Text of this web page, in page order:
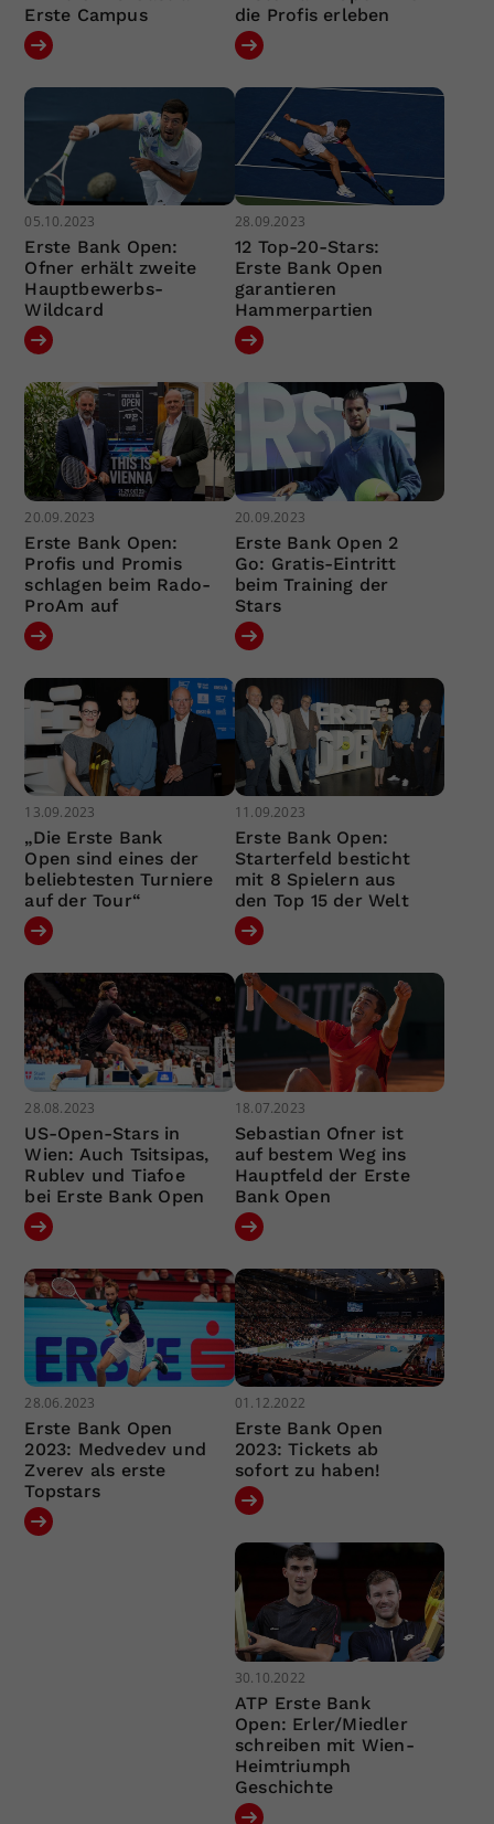
Erste Campus
die Profis erleben
05.10.2023
Erste Bank Open:
Ofner erhält zweite
Hauptbewerbs-
Wildcard
28.09.2023
12 Top-20-Stars:
Erste Bank Open
garantieren
Hammerpartien
20.09.2023
Erste Bank Open:
Profis und Promis
schlagen beim Rado-
ProAm auf
20.09.2023
Erste Bank Open 2
Go: Gratis-Eintritt
beim Training der
Stars
13.09.2023
„Die Erste Bank
Open sind eines der
beliebtesten Turniere
auf der Tour“
11.09.2023
Erste Bank Open:
Starterfeld besticht
mit 8 Spielern aus
den Top 15 der Welt
28.08.2023
US-Open-Stars in
Wien: Auch Tsitsipas,
Rublev und Tiafoe
bei Erste Bank Open
18.07.2023
Sebastian Ofner ist
auf bestem Weg ins
Hauptfeld der Erste
Bank Open
28.06.2023
Erste Bank Open
2023: Medvedev und
Zverev als erste
Topstars
01.12.2022
Erste Bank Open
2023: Tickets ab
sofort zu haben!
30.10.2022
ATP Erste Bank
Open: Erler/Miedler
schreiben mit Wien-
Heimtriumph
Geschichte